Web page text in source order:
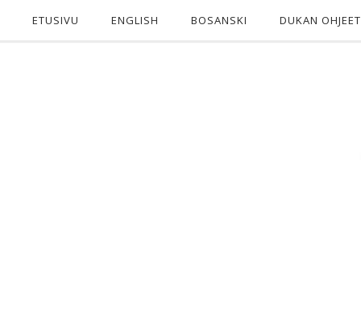
ETUSIVU ENGLISH BOSANSKI DUKAN OHJEET